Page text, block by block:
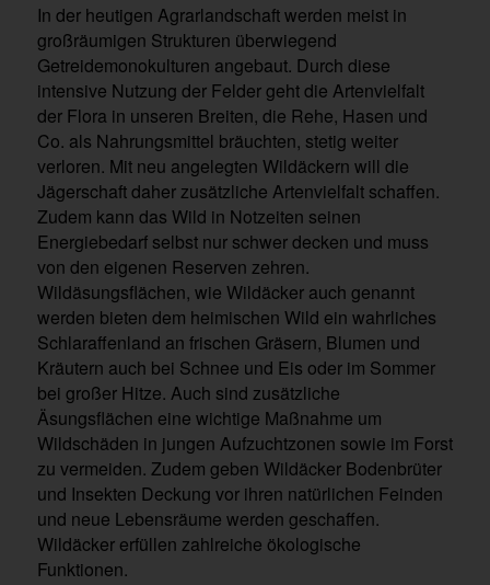
In der heutigen Agrarlandschaft werden meist in
großräumigen Strukturen überwiegend
Getreidemonokulturen angebaut. Durch diese
intensive Nutzung der Felder geht die Artenvielfalt
der Flora in unseren Breiten, die Rehe, Hasen und
Co. als Nahrungsmittel bräuchten, stetig weiter
verloren. Mit neu angelegten Wildäckern will die
Jägerschaft daher zusätzliche Artenvielfalt schaffen.
Zudem kann das Wild in Notzeiten seinen
Energiebedarf selbst nur schwer decken und muss
von den eigenen Reserven zehren.
Wildäsungsflächen, wie Wildäcker auch genannt
werden bieten dem heimischen Wild ein wahrliches
Schlaraffenland an frischen Gräsern, Blumen und
Kräutern auch bei Schnee und Eis oder im Sommer
bei großer Hitze. Auch sind zusätzliche
Äsungsflächen eine wichtige Maßnahme um
Wildschäden in jungen Aufzuchtzonen sowie im Forst
zu vermeiden. Zudem geben Wildäcker Bodenbrüter
und Insekten Deckung vor ihren natürlichen Feinden
und neue Lebensräume werden geschaffen.
Wildäcker erfüllen zahlreiche ökologische
Funktionen.